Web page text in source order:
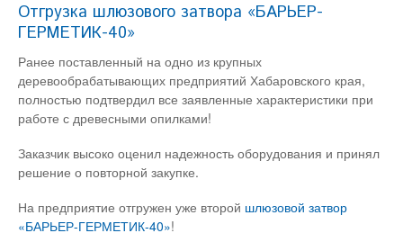
Отгрузка шлюзового затвора «БАРЬЕР-
ГЕРМЕТИК-40»
Ранее поставленный на одно из крупных
деревообрабатывающих предприятий Хабаровского края,
полностью подтвердил все заявленные характеристики при
работе с древесными опилками!
Заказчик высоко оценил надежность оборудования и принял
решение о повторной закупке.
На предприятие отгружен уже второй шлюзовой затвор
«БАРЬЕР-ГЕРМЕТИК-40»!